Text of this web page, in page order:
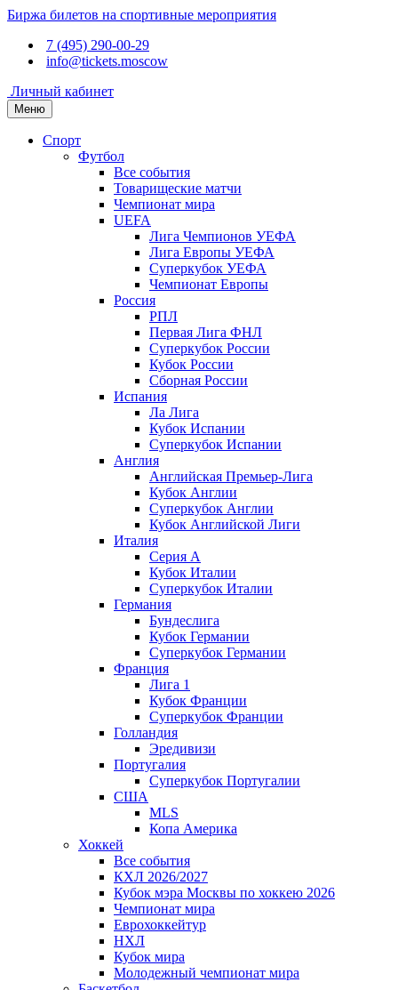
Биржа билетов на спортивные мероприятия
7 (495) 290-00-29
info@tickets.moscow
Личный кабинет
Меню
Спорт
Футбол
Все события
Товарищеские матчи
Чемпионат мира
UEFA
Лига Чемпионов УЕФА
Лига Европы УЕФА
Суперкубок УЕФА
Чемпионат Европы
Россия
РПЛ
Первая Лига ФНЛ
Суперкубок России
Кубок России
Сборная России
Испания
Ла Лига
Кубок Испании
Суперкубок Испании
Англия
Английская Премьер-Лига
Кубок Англии
Суперкубок Англии
Кубок Английской Лиги
Италия
Серия А
Кубок Италии
Суперкубок Италии
Германия
Бундеслига
Кубок Германии
Суперкубок Германии
Франция
Лига 1
Кубок Франции
Суперкубок Франции
Голландия
Эредивизи
Португалия
Суперкубок Португалии
США
MLS
Копа Америка
Хоккей
Все события
КХЛ 2026/2027
Кубок мэра Москвы по хоккею 2026
Чемпионат мира
Еврохоккейтур
НХЛ
Кубок мира
Молодежный чемпионат мира